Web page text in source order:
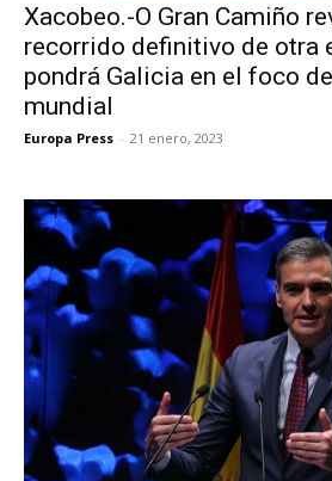
Xacobeo.-O Gran Camiño
recorrido definitivo de otra
pondrá Galicia en el foco
mundial
Europa Press - 21 enero, 2023